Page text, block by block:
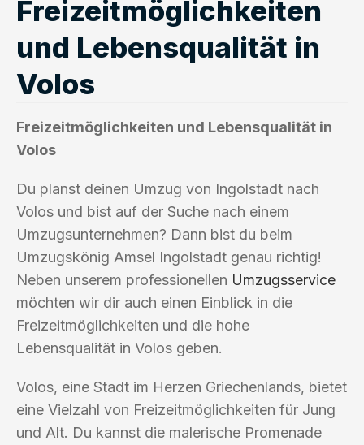
Freizeitmöglichkeiten
und Lebensqualität in
Volos
Freizeitmöglichkeiten und Lebensqualität in
Volos
Du planst deinen Umzug von Ingolstadt nach
Volos und bist auf der Suche nach einem
Umzugsunternehmen? Dann bist du beim
Umzugskönig Amsel Ingolstadt genau richtig!
Neben unserem professionellen Umzugsservice
möchten wir dir auch einen Einblick in die
Freizeitmöglichkeiten und die hohe
Lebensqualität in Volos geben.
Volos, eine Stadt im Herzen Griechenlands, bietet
eine Vielzahl von Freizeitmöglichkeiten für Jung
und Alt. Du kannst die malerische Promenade